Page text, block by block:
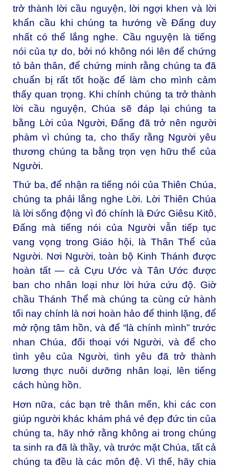
trở thành lời cầu nguyện, lời ngợi khen và lời
khẩn cầu khi chúng ta hướng về Đấng duy
nhất có thể lắng nghe. Cầu nguyện là tiếng
nói của tự do, bởi nó không nói lên để chứng
tỏ bản thân, để chứng minh rằng chúng ta đã
chuẩn bị rất tốt hoặc để làm cho mình cảm
thấy quan trọng. Khi chính chúng ta trở thành
lời cầu nguyện, Chúa sẽ đáp lại chúng ta
bằng Lời của Người, Đấng đã trở nên người
phàm vì chúng ta, cho thấy rằng Người yêu
thương chúng ta bằng trọn vẹn hữu thể của
Người.
Thứ ba, để nhận ra tiếng nói của Thiên Chúa,
chúng ta phải lắng nghe Lời. Lời Thiên Chúa
là lời sống động vì đó chính là Đức Giêsu Kitô,
Đấng mà tiếng nói của Người vẫn tiếp tục
vang vọng trong Giáo hội, là Thân Thể của
Người. Nơi Người, toàn bộ Kinh Thánh được
hoàn tất — cả Cựu Ước và Tân Ước được
ban cho nhân loại như lời hứa cứu độ. Giờ
chầu Thánh Thể mà chúng ta cùng cử hành
tối nay chính là nơi hoàn hảo để thinh lặng, để
mở rộng tâm hồn, và để “là chính mình” trước
nhan Chúa, đối thoại với Người, và để cho
tình yêu của Người, tình yêu đã trở thành
lương thực nuôi dưỡng nhân loại, lên tiếng
cách hùng hồn.
Hơn nữa, các bạn trẻ thân mến, khi các con
giúp người khác khám phá vẻ đẹp đức tin của
chúng ta, hãy nhớ rằng không ai trong chúng
ta sinh ra đã là thầy, và trước mặt Chúa, tất cả
chúng ta đều là các môn đệ. Vì thế, hãy chia